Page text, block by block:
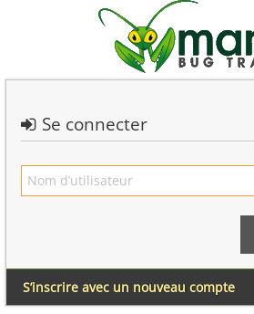
Se connecter
S’inscrire avec un nouveau compte